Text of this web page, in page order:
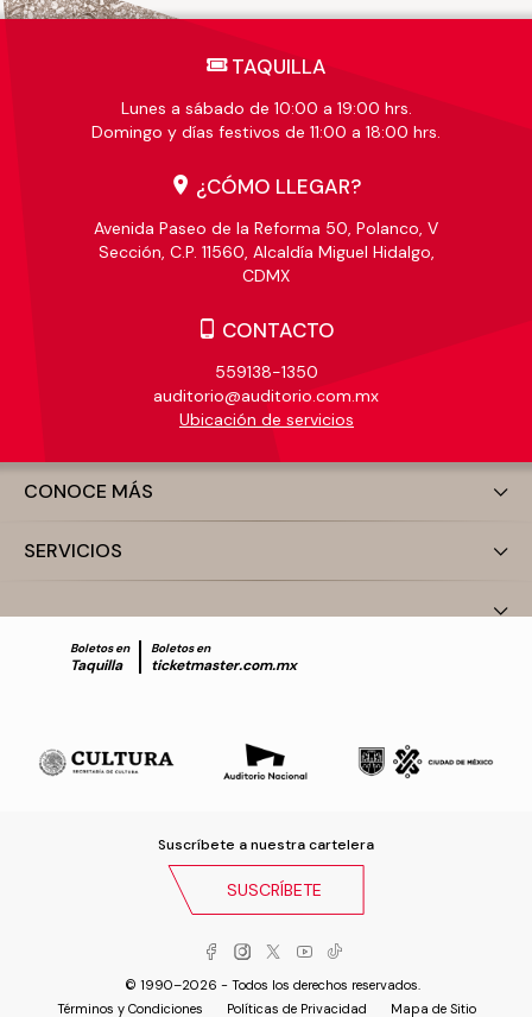
TAQUILLA
Lunes a sábado de 10:00 a 19:00 hrs.
Domingo y días festivos de 11:00 a 18:00 hrs.
¿CÓMO LLEGAR?
Avenida Paseo de la Reforma 50, Polanco, V
Sección, C.P. 11560, Alcaldía Miguel Hidalgo,
CDMX
CONTACTO
559138-1350
auditorio@auditorio.com.mx
Ubicación de servicios
CONOCE MÁS
SERVICIOS
Boletos en
Taquilla
Boletos en
ticketmaster.com.mx
Suscríbete a nuestra cartelera
SUSCRÍBETE
© 1990–2026 - Todos los derechos reservados.
Términos y Condiciones
Políticas de Privacidad Mapa de Sitio